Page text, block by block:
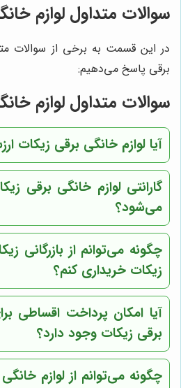
سوالات متداول لوازم
در این قسمت به برخی از سوالات
برقی پاسخ می‌دهیم:
سوالات متداول لوازم
آیا لوازم خانگی برقی زیکات
گارانتی لوازم خانگی برقی
می‌شود؟
چگونه می‌توانم از بازرگانی
زیکات خریداری کنم؟
آیا امکان پرداخت اقساطی
برقی زیکات وجود دارد؟
چگونه می‌توانم از لوازم